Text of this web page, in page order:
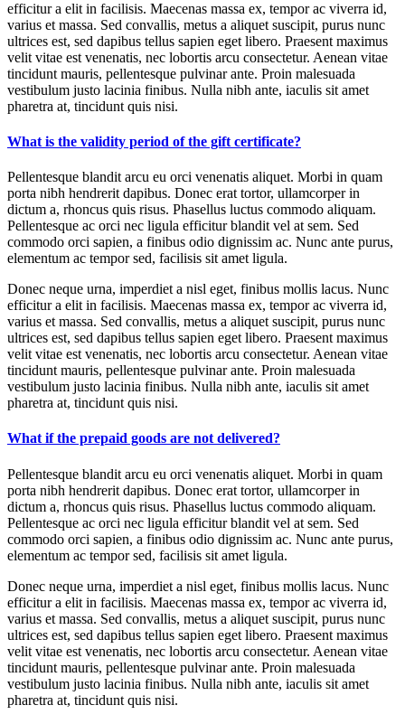
efficitur a elit in facilisis. Maecenas massa ex, tempor ac viverra id,
varius et massa. Sed convallis, metus a aliquet suscipit, purus nunc
ultrices est, sed dapibus tellus sapien eget libero. Praesent maximus
velit vitae est venenatis, nec lobortis arcu consectetur. Aenean vitae
tincidunt mauris, pellentesque pulvinar ante. Proin malesuada
vestibulum justo lacinia finibus. Nulla nibh ante, iaculis sit amet
pharetra at, tincidunt quis nisi.
What is the validity period of the gift certificate?
Pellentesque blandit arcu eu orci venenatis aliquet. Morbi in quam
porta nibh hendrerit dapibus. Donec erat tortor, ullamcorper in
dictum a, rhoncus quis risus. Phasellus luctus commodo aliquam.
Pellentesque ac orci nec ligula efficitur blandit vel at sem. Sed
commodo orci sapien, a finibus odio dignissim ac. Nunc ante purus,
elementum ac tempor sed, facilisis sit amet ligula.
Donec neque urna, imperdiet a nisl eget, finibus mollis lacus. Nunc
efficitur a elit in facilisis. Maecenas massa ex, tempor ac viverra id,
varius et massa. Sed convallis, metus a aliquet suscipit, purus nunc
ultrices est, sed dapibus tellus sapien eget libero. Praesent maximus
velit vitae est venenatis, nec lobortis arcu consectetur. Aenean vitae
tincidunt mauris, pellentesque pulvinar ante. Proin malesuada
vestibulum justo lacinia finibus. Nulla nibh ante, iaculis sit amet
pharetra at, tincidunt quis nisi.
What if the prepaid goods are not delivered?
Pellentesque blandit arcu eu orci venenatis aliquet. Morbi in quam
porta nibh hendrerit dapibus. Donec erat tortor, ullamcorper in
dictum a, rhoncus quis risus. Phasellus luctus commodo aliquam.
Pellentesque ac orci nec ligula efficitur blandit vel at sem. Sed
commodo orci sapien, a finibus odio dignissim ac. Nunc ante purus,
elementum ac tempor sed, facilisis sit amet ligula.
Donec neque urna, imperdiet a nisl eget, finibus mollis lacus. Nunc
efficitur a elit in facilisis. Maecenas massa ex, tempor ac viverra id,
varius et massa. Sed convallis, metus a aliquet suscipit, purus nunc
ultrices est, sed dapibus tellus sapien eget libero. Praesent maximus
velit vitae est venenatis, nec lobortis arcu consectetur. Aenean vitae
tincidunt mauris, pellentesque pulvinar ante. Proin malesuada
vestibulum justo lacinia finibus. Nulla nibh ante, iaculis sit amet
pharetra at, tincidunt quis nisi.